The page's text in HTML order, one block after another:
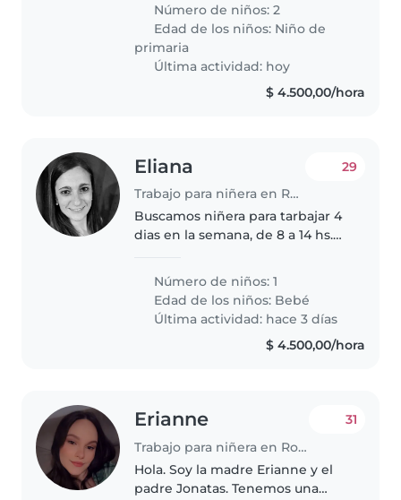
y con algunas tareas domésticas.
No dudes en ponerte..
Número de niños: 2
Edad de los niños: Niño de
primaria
Última actividad: hoy
$ 4.500,00/hora
Eliana
Trabajo para niñera en Rosario
29
Buscamos niñera para tarbajar 4
dias en la semana, de 8 a 14 hs.
15 meses, mientras yo trabajo en
casa. solo hay que encargarse del
bebe, no hay que..
Número de niños: 1
Edad de los niños: Bebé
Última actividad: hace 3 días
$ 4.500,00/hora
Erianne
Trabajo para niñera en Rosario
31
Hola. Soy la madre Erianne y el
padre Jonatas. Tenemos una